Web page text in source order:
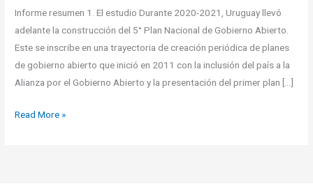
Informe resumen 1. El estudio Durante 2020-2021, Uruguay llevó
adelante la construcción del 5° Plan Nacional de Gobierno Abierto.
Este se inscribe en una trayectoria de creación periódica de planes
de gobierno abierto que inició en 2011 con la inclusión del país a la
Alianza por el Gobierno Abierto y la presentación del primer plan […]
Read More »